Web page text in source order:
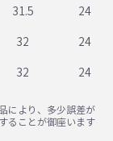
31.5 24
32 24
32 24
により、多少誤差が
ることが御座います